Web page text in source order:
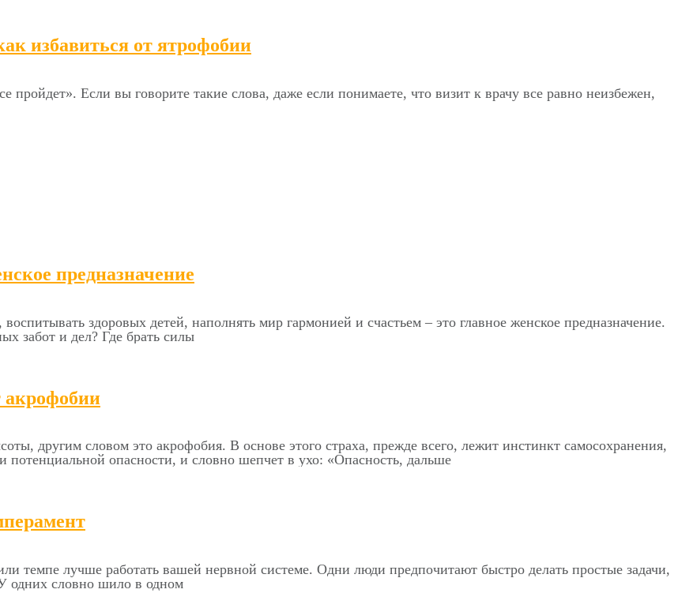
избавиться от ятрофобии
Если вы говорите такие слова, даже если понимаете, что визит к врачу все равно неизбежен,
предназначение
здоровых детей, наполнять мир гармонией и счастьем – это главное женское предназначение.
забот и дел? Где брать силы
акрофобии
другим словом это акрофобия. В основе этого страха, прежде всего, лежит инстинкт самосохранения,
опасности, и словно шепчет в ухо: «Опасность, дальше
темпе лучше работать вашей нервной системе. Одни люди предпочитают быстро делать простые задачи,
одних словно шило в одном